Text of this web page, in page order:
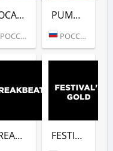
VOCAL DRUM (DFM)
РОССИЯ (МОСКВА)
PUMP (DFM)
РОССИЯ (МОСКВА)
BREAKBEAT (DFM) FESTIVALS GOLD (DFM)